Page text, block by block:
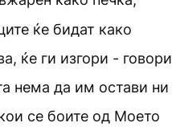
ќе бидат како
ќе ги изгори - говори
нема да им остави ни
се боите од Моето